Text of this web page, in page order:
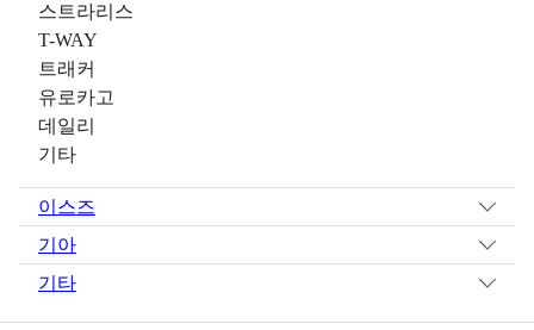
스트라리스
T-WAY
트래커
유로카고
데일리
기타
이스즈
기아
기타